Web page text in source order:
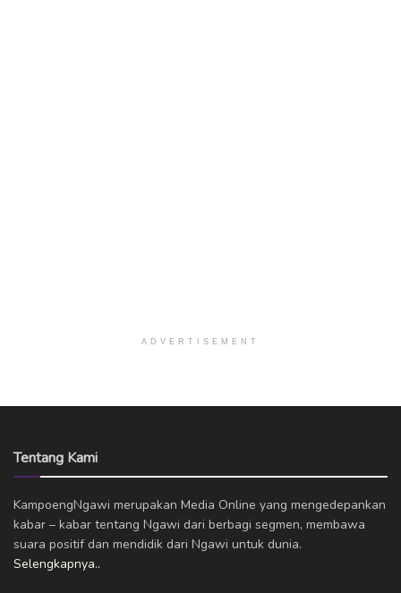
ADVERTISEMENT
Tentang Kami
KampoengNgawi merupakan Media Online yang mengedepankan
kabar – kabar tentang Ngawi dari berbagi segmen, membawa
suara positif dan mendidik dari Ngawi untuk dunia.
Selengkapnya..